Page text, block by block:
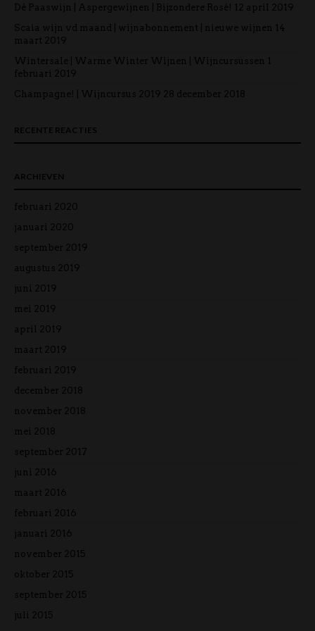
Dé Paaswijn | Aspergewijnen | Bijzondere Rosé! 12 april 2019
Scaia wijn vd maand | wijnabonnement | nieuwe wijnen 14
maart 2019
Wintersale | Warme Winter Wijnen | Wijncursussen 1
februari 2019
Champagne! | Wijncursus 2019 28 december 2018
RECENTE REACTIES
ARCHIEVEN
februari 2020
januari 2020
september 2019
augustus 2019
juni 2019
mei 2019
april 2019
maart 2019
februari 2019
december 2018
november 2018
mei 2018
september 2017
juni 2016
maart 2016
februari 2016
januari 2016
november 2015
oktober 2015
september 2015
juli 2015